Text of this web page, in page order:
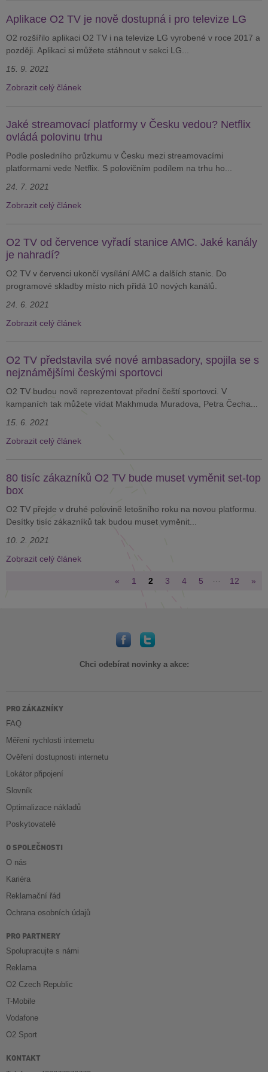
Aplikace O2 TV je nově dostupná i pro televize LG
O2 rozšířilo aplikaci O2 TV i na televize LG vyrobené v roce 2017 a
později. Aplikaci si můžete stáhnout v sekci LG...
15. 9. 2021
Zobrazit celý článek
Jaké streamovací platformy v Česku vedou? Netflix
ovládá polovinu trhu
Podle posledního průzkumu v Česku mezi streamovacími
platformami vede Netflix. S polovičním podílem na trhu ho...
24. 7. 2021
Zobrazit celý článek
O2 TV od července vyřadí stanice AMC. Jaké kanály
je nahradí?
O2 TV v červenci ukončí vysílání AMC a dalších stanic. Do
programové skladby místo nich přidá 10 nových kanálů.
24. 6. 2021
Zobrazit celý článek
O2 TV představila své nové ambasadory, spojila se s
nejznámějšími českými sportovci
O2 TV budou nově reprezentovat přední čeští sportovci. V
kampaních tak můžete vídat Makhmuda Muradova, Petra Čecha...
15. 6. 2021
Zobrazit celý článek
80 tisíc zákazníků O2 TV bude muset vyměnit set-top
box
O2 TV přejde v druhé polovině letošního roku na novou platformu.
Desítky tisíc zákazníků tak budou muset vyměnit...
10. 2. 2021
Zobrazit celý článek
« 1 2 3 4 5 12 »
Chci odebírat novinky a akce:
PRO ZÁKAZNÍKY
FAQ
Měření rychlosti internetu
Ověření dostupnosti internetu
Lokátor připojení
Slovník
Optimalizace nákladů
Poskytovatelé
O SPOLEČNOSTI
O nás
Kariéra
Reklamační řád
Ochrana osobních údajů
PRO PARTNERY
Spolupracujte s námi
Reklama
O2 Czech Republic
T-Mobile
Vodafone
O2 Sport
KONTAKT